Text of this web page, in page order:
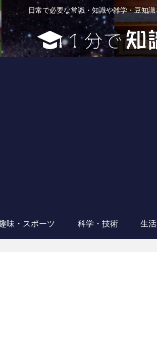
日常で必要な常識・知識や雑学・豆知
味・スポーツ 科学・技術 生